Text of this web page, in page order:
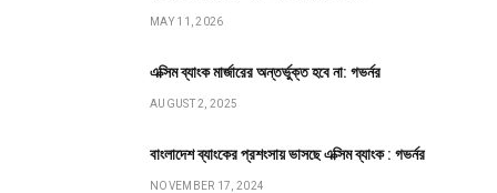
MAY 11, 2026
এক্সিম ব্যাংক মার্জারের অন্তর্ভুক্ত হবে না: গভর্নর
AUGUST 2, 2025
বাংলাদেশ ব্যাংকের প্রশংসায় ভাসছে এক্সিম ব্যাংক : গভর্নর
NOVEMBER 17, 2024